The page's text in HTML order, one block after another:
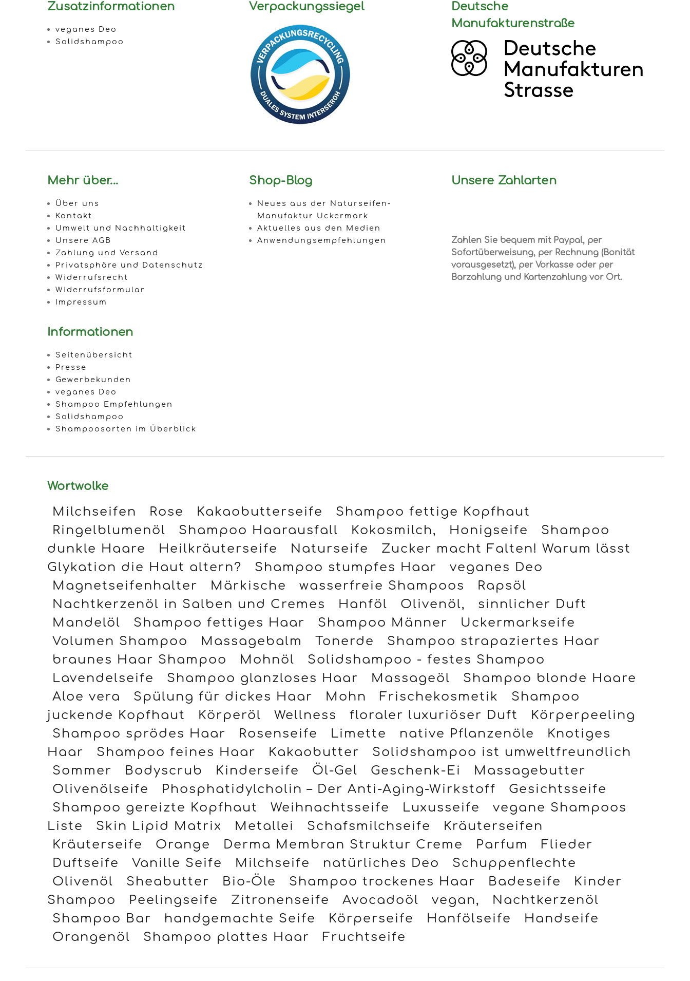
Solidshampoo
Manufakturenstraße
Kontakt
Umwelt und Nachhaltigkeit
Unsere AGB
Zahlung und Versand
Privatsphäre und Datenschutz
Widerrufsrecht
Widerrufsformular
Impressum
Manufaktur Uckermark
Aktuelles aus den Medien
Anwendungsempfehlungen
Sofortüberweisung, per Rechnung (Bonität
vorausgesetzt), per Vorkasse oder per
Barzahlung und Kartenzahlung vor Ort.
Presse
Gewerbekunden
veganes Deo
Shampoo Empfehlungen
Solidshampoo
Shampoosorten im Überblick
Ringelblumenöl
Shampoo Haarausfall Kokosmilch, Honigseife
dunkle Haare
Heilkräuterseife Naturseife
Zucker macht Falten! Warum lässt
Glykation die Haut altern?
Shampoo stumpfes Haar
veganes Deo
Magnetseifenhalter
Märkische wasserfreie Shampoos
Rapsöl
Nachtkerzenöl in Salben und Cremes
Hanföl Olivenöl,
sinnlicher Duft
Mandelöl
Shampoo fettiges Haar Shampoo Männer
Uckermarkseife
Volumen Shampoo
Massagebalm Tonerde
Shampoo strapaziertes Haar
braunes Haar Shampoo
Mohnöl
Solidshampoo - festes Shampoo
Lavendelseife
Shampoo glanzloses Haar Massageöl
Shampoo blonde Haare
Aloe vera
Spülung für dickes Haar Mohn Frischekosmetik
Shampoo
juckende Kopfhaut
Körperöl Wellness floraler luxuriöser Duft
Körperpeeling
Shampoo sprödes Haar
Rosenseife Limette native Pflanzenöle
Knotiges
Haar
Shampoo feines Haar Kakaobutter
Solidshampoo ist umweltfreundlich
Sommer
Bodyscrub Kinderseife Öl-Gel Geschenk-Ei
Massagebutter
Olivenölseife
Phosphatidylcholin – Der Anti-Aging-Wirkstoff
Gesichtsseife
Shampoo gereizte Kopfhaut
Weihnachtsseife Luxusseife
vegane Shampoos
Liste
Skin Lipid Matrix Metallei Schafsmilchseife
Kräuterseifen
Kräuterseife
Orange Derma Membran Struktur Creme Parfum
Flieder
Duftseife
Vanille Seife Milchseife natürliches Deo
Schuppenflechte
Olivenöl
Sheabutter Bio-Öle Shampoo trockenes Haar Badeseife
Kinder
Shampoo
Peelingseife Zitronenseife Avocadoöl vegan,
Nachtkerzenöl
Shampoo Bar
handgemachte Seife Körperseife Hanfölseife
Handseife
Orangenöl
Shampoo plattes Haar Fruchtseife